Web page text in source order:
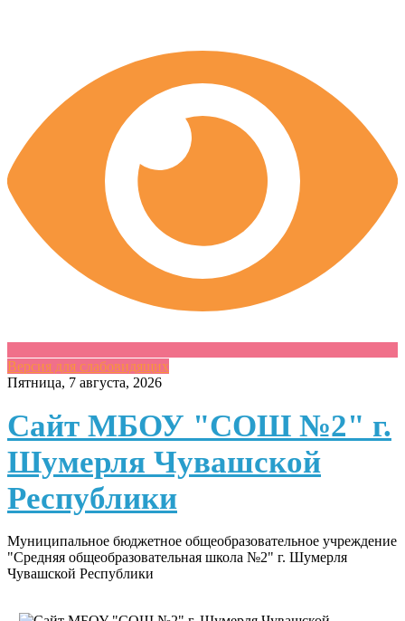
Версия для слабовидящих
Skip
content
Пятница, 7 августа, 2026
Сайт МБОУ "СОШ №2" г.
Шумерля Чувашской
Республики
Муниципальное бюджетное общеобразовательное учреждение
"Средняя общеобразовательная школа №2" г. Шумерля
Чувашской Республики